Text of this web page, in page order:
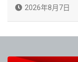
2026年8月7日